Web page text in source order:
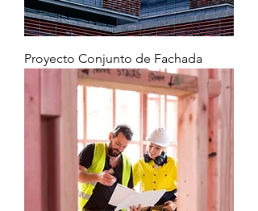
Proyecto Conjunto de Fachada